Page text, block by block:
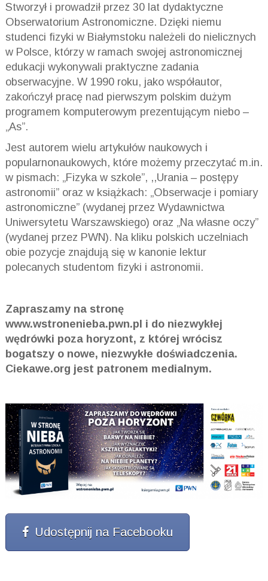
Stworzył i prowadził przez 30 lat dydaktyczne
Obserwatorium Astronomiczne. Dzięki niemu
studenci fizyki w Białymstoku należeli do nielicznych
w Polsce, którzy w ramach swojej astronomicznej
edukacji wykonywali praktyczne zadania
obserwacyjne. W 1990 roku, jako współautor,
zakończył pracę nad pierwszym polskim dużym
programem komputerowym prezentującym niebo –
„As”.
Jest autorem wielu artykułów naukowych i
popularnonaukowych, które możemy przeczytać m.in.
w pismach: „Fizyka w szkole”, ,,Urania – postępy
astronomii” oraz w książkach: „Obserwacje i pomiary
astronomiczne” (wydanej przez Wydawnictwa
Uniwersytetu Warszawskiego) oraz „Na własne oczy”
(wydanej przez PWN). Na kliku polskich uczelniach
obie pozycje znajdują się w kanonie lektur
polecanych studentom fizyki i astronomii.
Zapraszamy na stronę
www.wstronenieba.pwn.pl i do niezwykłej
wędrówki poza horyzont, z której wrócisz
bogatszy o nowe, niezwykłe doświadczenia.
Ciekawe.org jest patronem medialnym.
Udostępnij na Facebooku